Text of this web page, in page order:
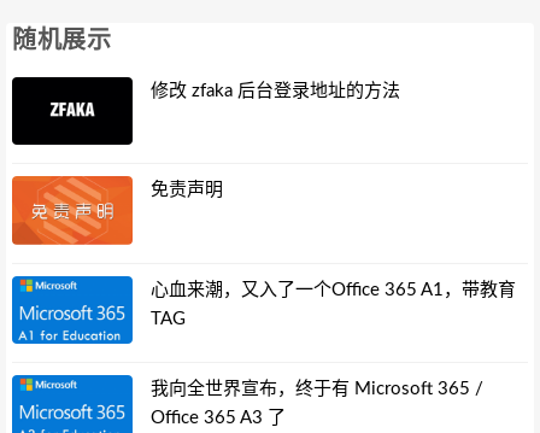
随机展示
修改 zfaka 后台登录地址的方法
免责声明
心血来潮，又入了一个Office 365 A1，带教育
TAG
我向全世界宣布，终于有 Microsoft 365 /
Office 365 A3 了